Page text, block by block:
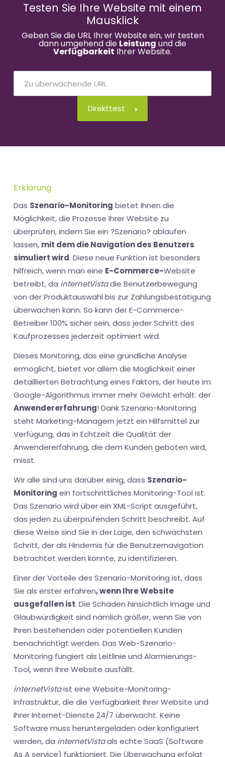
Testen Sie Ihre Website mit einem
Mausklick
Geben Sie die URL Ihrer Website ein, wir testen
dann umgehend die Leistung und die
Verfügbarkeit Ihrer Website.
Direkttest
Erklärung
Das Szenario-Monitoring bietet Ihnen die
Möglichkeit, die Prozesse Ihrer Website zu
überprüfen, indem Sie ein ?Szenario? ablaufen
lassen, mit dem die Navigation des Benutzers
simuliert wird. Diese neue Funktion ist besonders
hilfreich, wenn man eine E-Commerce-Website
betreibt, da internetVistadie Benutzerbewegung
von der Produktauswahl bis zur Zahlungsbestätigung
überwachen kann. So kann der E-Commerce-
Betreiber 100% sicher sein, dass jeder Schritt des
Kaufprozesses jederzeit optimiert wird.
Dieses Monitoring, das eine gründliche Analyse
ermöglicht, bietet vor allem die Möglichkeit einer
detaillierten Betrachtung eines Faktors, der heute im
Google-Algorithmus immer mehr Gewicht erhält: der
Anwendererfahrung! Dank Szenario-Monitoring
steht Marketing-Managern jetzt ein Hilfsmittel zur
Verfügung, das in Echtzeit die Qualität der
Anwendererfahrung, die dem Kunden geboten wird,
misst.
Wir alle sind uns darüber einig, dass Szenario-
Monitoring ein fortschrittliches Monitoring-Tool ist.
Das Szenario wird über ein XML-Script ausgeführt,
das jeden zu überprüfenden Schritt beschreibt. Auf
diese Weise sind Sie in der Lage, den schwächsten
Schritt, der als Hindernis für die Benutzernavigation
betrachtet werden könnte, zu identifizieren.
Einer der Vorteile des Szenario-Monitoring ist, dass
Sie als erster erfahren, wenn Ihre Website
ausgefallen ist. Die Schäden hinsichtlich Image und
Glaubwürdigkeit sind nämlich größer, wenn Sie von
Ihren bestehenden oder potentiellen Kunden
benachrichtigt werden. Das Web-Szenario-
Monitoring fungiert als Leitlinie und Alarmierungs-
Tool, wenn Ihre Website ausfällt.
internetVistaist eine Website-Monitoring-
Infrastruktur, die die Verfügbarkeit Ihrer Website und
Ihrer Internet-Dienste 24/7 überwacht. Keine
Software muss heruntergeladen oder konfiguriert
werden, da internetVistaals echte SaaS (Software
As A service) funktioniert. Die Überwachung erfolgt